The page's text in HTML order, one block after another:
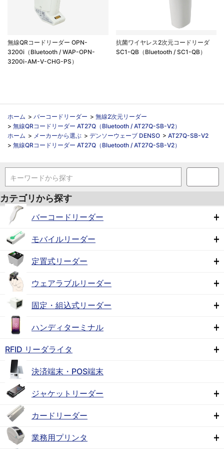
無線QRコードリーダー OPN-
3200i（Bluetooth / WAP-OPN-
3200i-AM-V-CHG-PS）
抗菌ワイヤレス2次元コードリーダ
SC1-QB（Bluetooth / SC1-QB）
ホーム > バーコードリーダー > 無線2次元リーダー
> 無線QRコードリーダー AT27Q（Bluetooth / AT27Q-SB-V2）
ホーム > メーカーから選ぶ > デンソーウェーブ DENSO > AT27Q-SB-V2
> 無線QRコードリーダー AT27Q（Bluetooth / AT27Q-SB-V2）
キーワードから探す
カテゴリから探す
バーコードリーダー
モバイルリーダー
定置式リーダー
ウェアラブルリーダー
固定・組込式リーダー
ハンディターミナル
RFID リーダライタ
決済端末・POS端末
ジャケットリーダー
カードリーダー
業務用プリンタ